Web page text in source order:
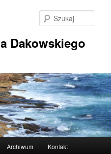
Dakowskiego
Archiwum Kontakt